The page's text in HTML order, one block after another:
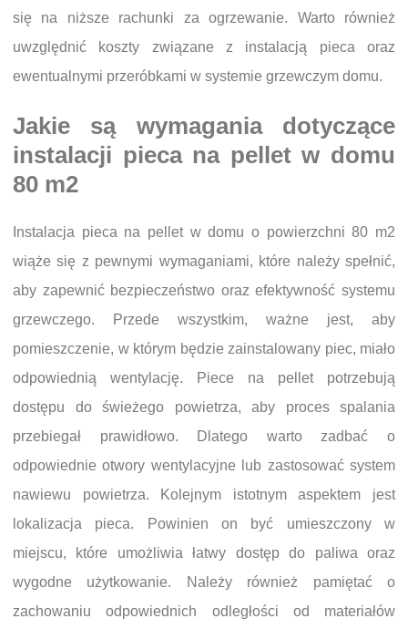
się na niższe rachunki za ogrzewanie. Warto również
uwzględnić koszty związane z instalacją pieca oraz
ewentualnymi przeróbkami w systemie grzewczym domu.
Jakie są wymagania dotyczące
instalacji pieca na pellet w domu
80 m2
Instalacja pieca na pellet w domu o powierzchni 80 m2
wiąże się z pewnymi wymaganiami, które należy spełnić,
aby zapewnić bezpieczeństwo oraz efektywność systemu
grzewczego. Przede wszystkim, ważne jest, aby
pomieszczenie, w którym będzie zainstalowany piec, miało
odpowiednią wentylację. Piece na pellet potrzebują
dostępu do świeżego powietrza, aby proces spalania
przebiegał prawidłowo. Dlatego warto zadbać o
odpowiednie otwory wentylacyjne lub zastosować system
nawiewu powietrza. Kolejnym istotnym aspektem jest
lokalizacja pieca. Powinien on być umieszczony w
miejscu, które umożliwia łatwy dostęp do paliwa oraz
wygodne użytkowanie. Należy również pamiętać o
zachowaniu odpowiednich odległości od materiałów